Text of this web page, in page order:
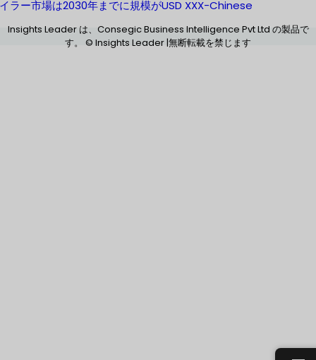
ラー市場は2030年までに規模がUSD XXX-Chinese
Insights Leader は、Consegic Business Intelligence Pvt Ltd の製品で
す。 © Insights Leader |無断転載を禁じます